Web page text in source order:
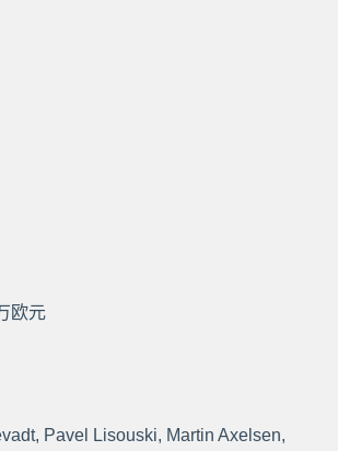
欧元
Pavel Lisouski, Martin Axelsen,